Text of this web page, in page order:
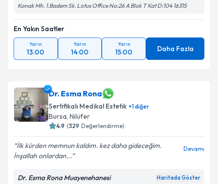
Konak Mh. 1.Badem Sk. Lotus Office No:26 A Blok T Kat D:104 16315
En Yakın Saatler
Yarın
13:00
Yarın
14:00
Yarın
15:00 Daha Fazla
Dr. Esma Rona
Sertifikalı Medikal Estetik +1diğer
Bursa, Nilüfer
4.9 (329 Değerlendirme)
İlk kürden memnun kaldım. kez daha gideceğim.
İnşallah onlardan...
Devamı
Dr. Esma Rona Muayenehanesi Haritada Göster